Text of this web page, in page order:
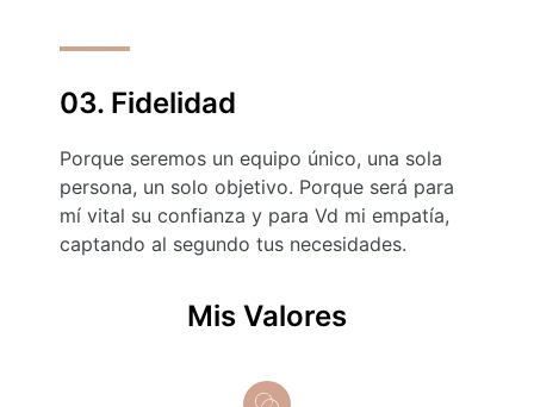
03. Fidelidad
Porque seremos un equipo único, una sola
persona, un solo objetivo. Porque será para
mí vital su confianza y para Vd mi empatía,
captando al segundo tus necesidades.
Mis Valores